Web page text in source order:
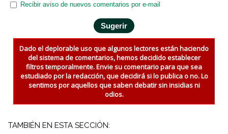
Recibir aviso de nuevos comentarios por e-mail
Dado el deplorable uso que algunos lectores están haciendo
del sistema de comentarios, hemos decidido establecer
filtros temporalmente. Envie su comentario para que sea
estudiado por la redacción, que decidirá si lo publica o no. Lo
sentimos por aquellos que saben debatir sin insidias ni
odios.
TAMBIÉN EN ESTA SECCIÓN: